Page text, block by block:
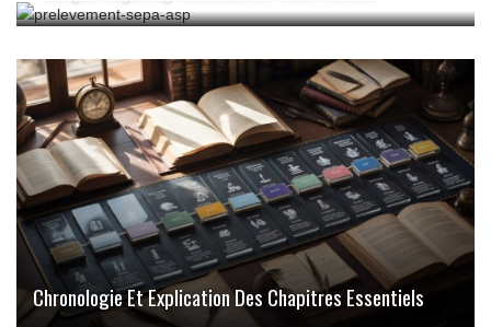
Chronologie Et Explication Des Chapitres Essentiels